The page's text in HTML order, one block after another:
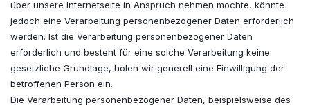
über unsere Internetseite in Anspruch nehmen möchte, könnte
jedoch eine Verarbeitung personenbezogener Daten erforderlich
werden. Ist die Verarbeitung personenbezogener Daten
erforderlich und besteht für eine solche Verarbeitung keine
gesetzliche Grundlage, holen wir generell eine Einwilligung der
betroffenen Person ein.
Die Verarbeitung personenbezogener Daten, beispielsweise des